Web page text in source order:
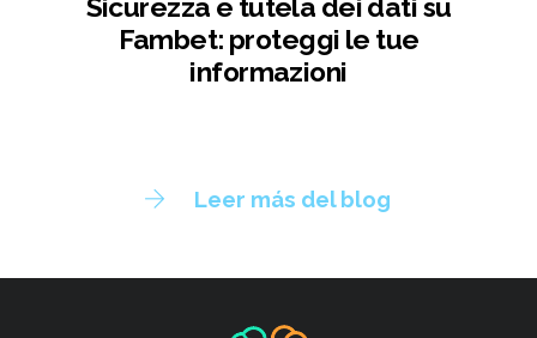
Fambet: proteggi le tue
informazioni
Leer más del blog